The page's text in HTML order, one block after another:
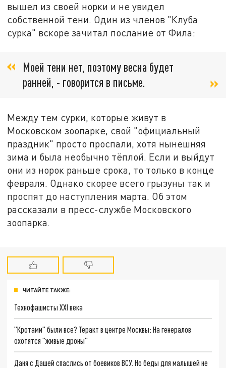
вышел из своей норки и не увидел
собственной тени. Один из членов "Клуба
сурка" вскоре зачитал послание от Фила:
Моей тени нет, поэтому весна будет
ранней, - говорится в письме.
Между тем сурки, которые живут в
Московском зоопарке, свой "официальный
праздник" просто проспали, хотя нынешняя
зима и была необычно тёплой. Если и выйдут
они из норок раньше срока, то только в конце
февраля. Однако скорее всего грызуны так и
проспят до наступления марта. Об этом
рассказали в пресс-службе Московского
зоопарка.
ЧИТАЙТЕ ТАКЖЕ:
Технофашисты XXI века
"Кротами" были все? Теракт в центре Москвы: На генералов
охотятся "живые дроны"
Даня с Дашей спаслись от боевиков ВСУ. Но беды для малышей не